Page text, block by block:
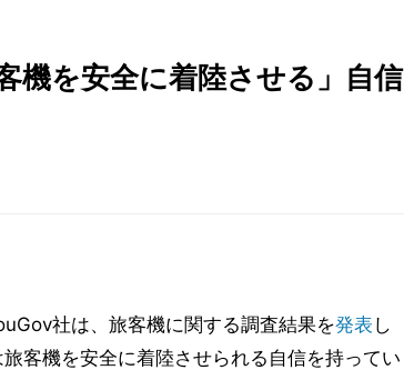
機を安全に着陸させる」自信
社は、旅客機に関する調査結果を発表 し
客機を安全に着陸させられる自信を持ってい